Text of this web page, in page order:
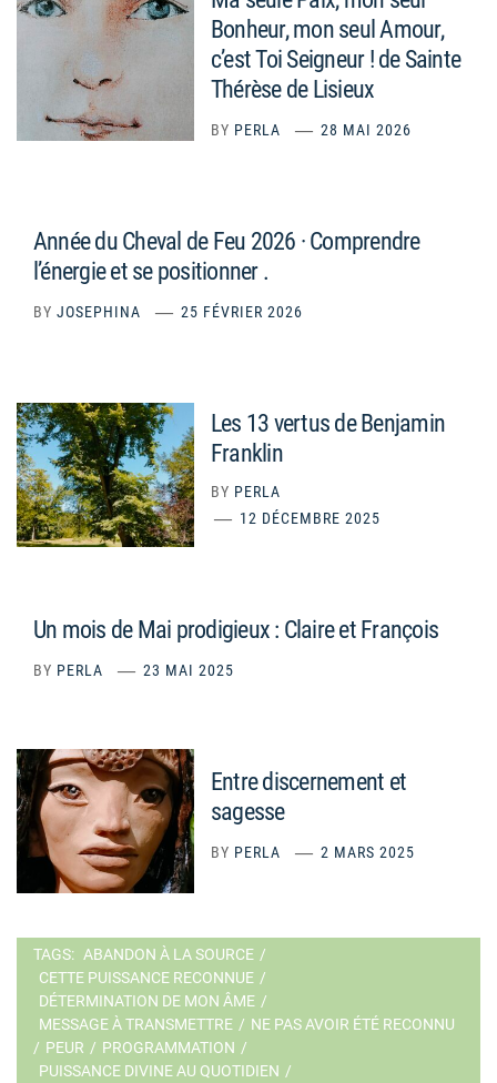
Bonheur, mon seul Amour,
c’est Toi Seigneur ! de Sainte
Thérèse de Lisieux
BY PERLA 28 MAI 2026
Année du Cheval de Feu 2026 · Comprendre
l’énergie et se positionner .
BY JOSEPHINA 25 FÉVRIER 2026
Les 13 vertus de Benjamin
Franklin
BY PERLA
12 DÉCEMBRE 2025
Un mois de Mai prodigieux : Claire et François
BY PERLA 23 MAI 2025
Entre discernement et
sagesse
BY PERLA 2 MARS 2025
TAGS: ABANDON À LA SOURCE /
CETTE PUISSANCE RECONNUE /
DÉTERMINATION DE MON ÂME /
MESSAGE À TRANSMETTRE / NE PAS AVOIR ÉTÉ RECONNU
/ PEUR / PROGRAMMATION /
PUISSANCE DIVINE AU QUOTIDIEN /